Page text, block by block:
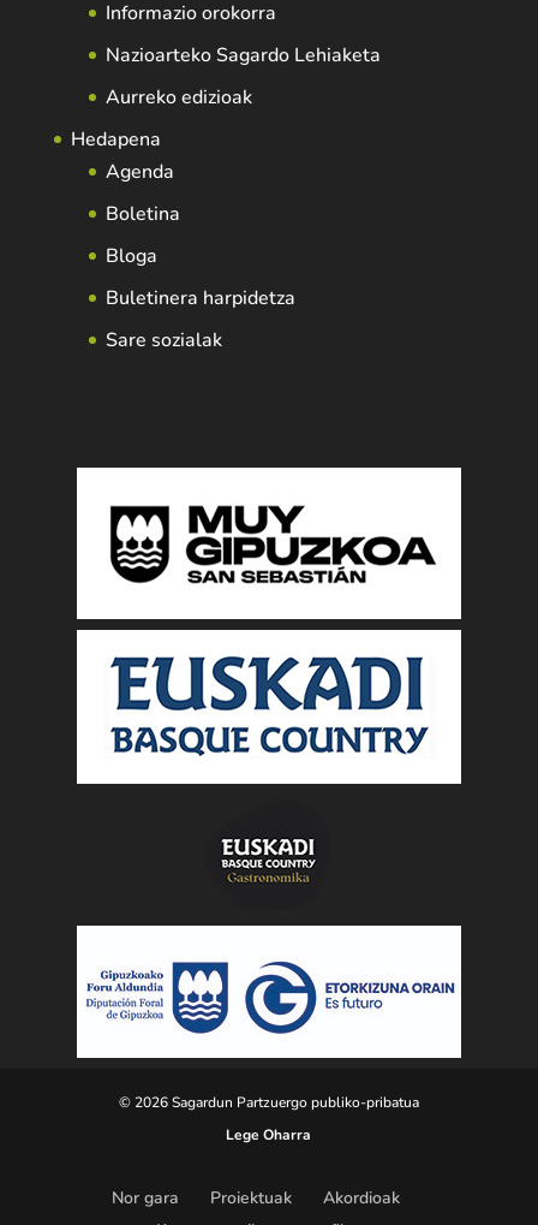
Informazio orokorra
Nazioarteko Sagardo Lehiaketa
Aurreko edizioak
Hedapena
Agenda
Boletina
Bloga
Buletinera harpidetza
Sare sozialak
© 2026 Sagardun Partzuergo publiko-pribatua
Lege Oharra
Nor gara Proiektuak
Akordioak